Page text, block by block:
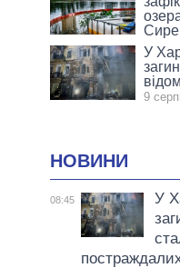
У
9
НОВИНИ
08:45
У